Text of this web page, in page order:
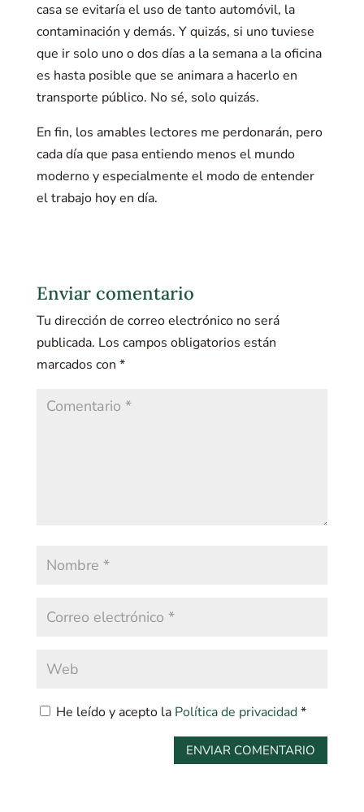
casa se evitaría el uso de tanto automóvil, la
contaminación y demás. Y quizás, si uno tuviese
que ir solo uno o dos días a la semana a la oficina
es hasta posible que se animara a hacerlo en
transporte público. No sé, solo quizás.
En fin, los amables lectores me perdonarán, pero
cada día que pasa entiendo menos el mundo
moderno y especialmente el modo de entender
el trabajo hoy en día.
Enviar comentario
Tu dirección de correo electrónico no será
publicada. Los campos obligatorios están
marcados con *
He leído y acepto la Política de privacidad*